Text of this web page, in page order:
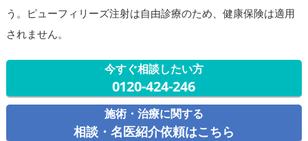
う。ピューフィリーズ注射は自由診療のため、健康保険は適用
されません。
今すぐ相談したい方
0120-424-246
施術・治療に関する
相談・名医紹介依頼はこちら